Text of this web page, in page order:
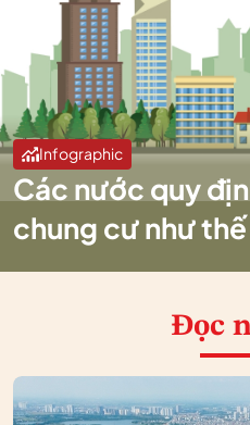
Infographic
Các nước quy
chung cư như
Đọc